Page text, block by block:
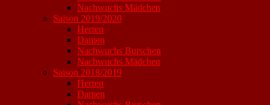
Nachwuchs Mädchen
Saison 2019/2020
Herren
Damen
Nachwuchs Burschen
Nachwuchs Mädchen
Saison 2018/2019
Herren
Damen